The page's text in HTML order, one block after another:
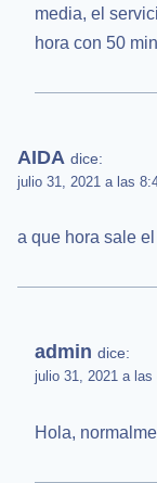
media, el
hora con 50
AIDA dice:
julio 31, 2021 a las
a que hora sale
admin dice:
julio 31, 2021 a las
Hola,